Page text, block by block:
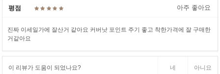
평점 아주 좋아요
진짜 이세일가에 잘산거 같아요 커버낫 포인트 주기 좋고 착한가격에 잘 구매한
거같아요
이 리뷰가 도움이 되었나요? 네 아니요